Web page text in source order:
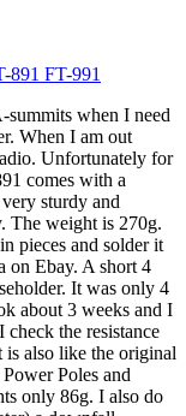
summits when I need
When I am out
Unfortunately for
comes with a
sturdy and
The weight is 270g.
pieces and solder it
on Ebay. A short 4
It was only 4
about 3 weeks and I
the resistance
also like the original
Poles and
only 86g. I also do